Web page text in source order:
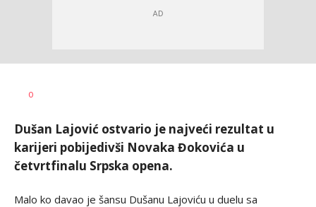
AUTOR
0
Dušan Lajović ostvario je najveći rezultat u
karijeri pobijedivši Novaka Đokovića u
četvrtfinalu Srpska opena.
Malo ko davao je šansu Dušanu Lajoviću u duelu sa